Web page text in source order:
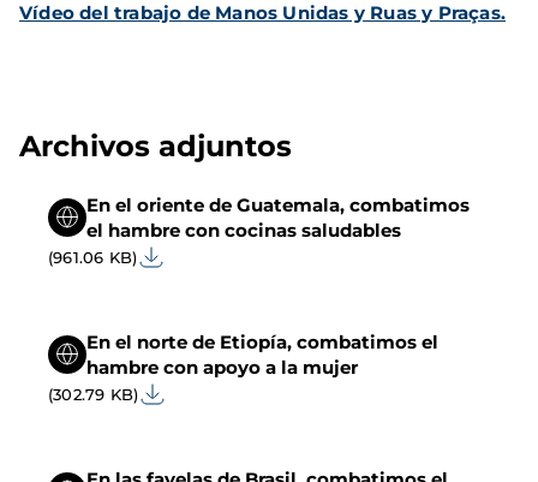
Vídeo del trabajo de Manos Unidas y Ruas y Praças.
Archivos adjuntos
En el oriente de Guatemala, combatimos
el hambre con cocinas saludables
(961.06 KB)
En el norte de Etiopía, combatimos el
hambre con apoyo a la mujer
(302.79 KB)